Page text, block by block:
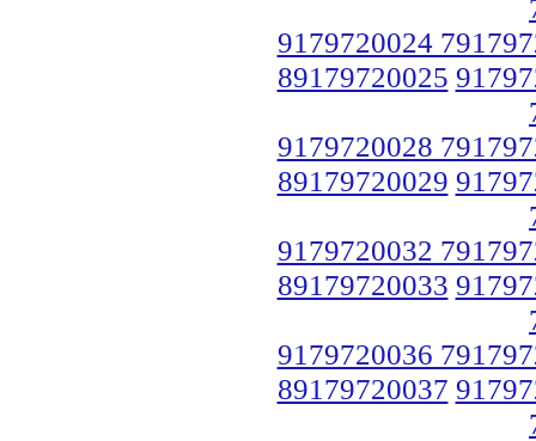
9179720024
89179720025
9179720028
89179720029
9179720032
89179720033
9179720036
89179720037